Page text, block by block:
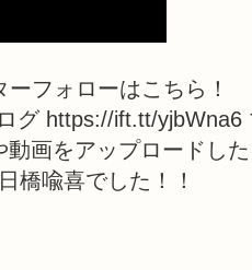
フォローはこちら！
グ https://ift.tt/yjbWna6
画をアップロードし
橋喩喜でした！！